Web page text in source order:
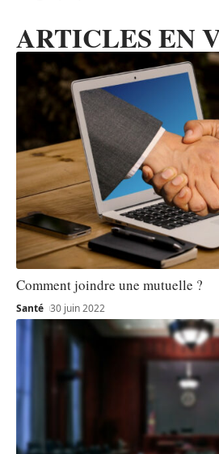
ARTICLES EN
Comment joindre une mutuelle ?
Santé 30 juin 2022